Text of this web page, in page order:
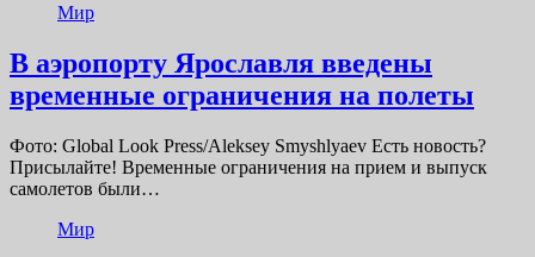
Мир
В аэропорту Ярославля введены
временные ограничения на полеты
Фото: Global Look Press/Aleksey Smyshlyaev Есть новость?
Присылайте! Временные ограничения на прием и выпуск
самолетов были…
Мир